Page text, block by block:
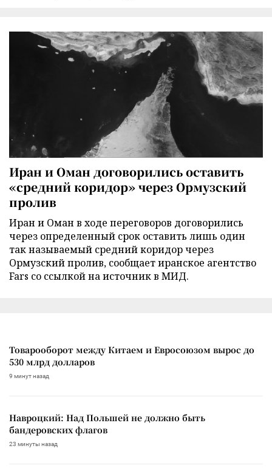
Иран и Оман договорились оставить
«средний коридор» через Ормузский
пролив
Иран и Оман в ходе переговоров договорились
через определенный срок оставить лишь один
так называемый средний коридор через
Ормузский пролив, сообщает иранское агентство
Fars со ссылкой на источник в МИД.
Товарооборот между Китаем и Евросоюзом вырос до
530 млрд долларов
9 минут назад
Навроцкий: Над Польшей не должно быть
бандеровских флагов
23 минуты назад